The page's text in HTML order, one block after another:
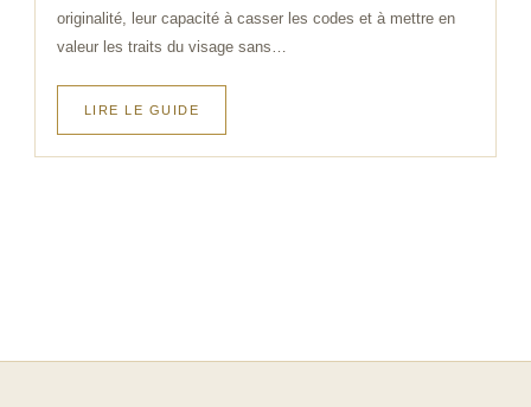
originalité, leur capacité à casser les codes et à mettre en
valeur les traits du visage sans…
LIRE LE GUIDE